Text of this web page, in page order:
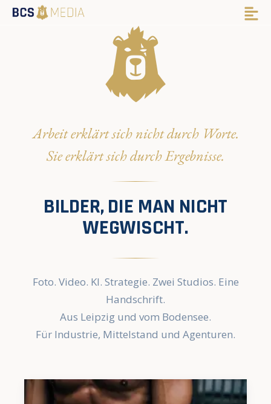
Arbeit erklärt sich nicht durch Worte.
Sie erklärt sich durch Ergebnisse.
BILDER, DIE MAN NICHT
WEGWISCHT.
Foto. Video. KI. Strategie. Zwei Studios. Eine
Handschrift.
Aus Leipzig und vom Bodensee.
Für Industrie, Mittelstand und Agenturen.